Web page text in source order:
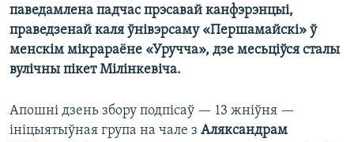
паведамлена падчас прэсавай канфэрэнцыі,
праведзенай каля ўнівэрсаму «Першамайскі» ў
менскім мікрараёне «Уручча», дзе месьціўся сталы
вулічны пікет Мілінкевіча.
Апошні дзень збору подпісаў — 13 жніўня —
ініцыятыўная група на чале з Аляксандрам